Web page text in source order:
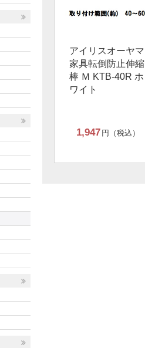
アイリスオーヤマ
家具転倒防止伸縮
棒 Ｍ KTB-40R ホ
ワイト
1,947 円（税込）